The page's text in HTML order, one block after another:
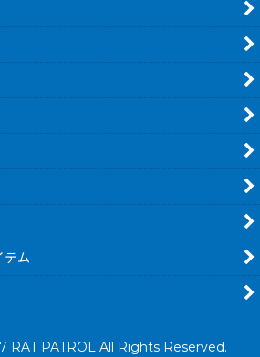
テム
RAT PATROL All Rights Reserved.